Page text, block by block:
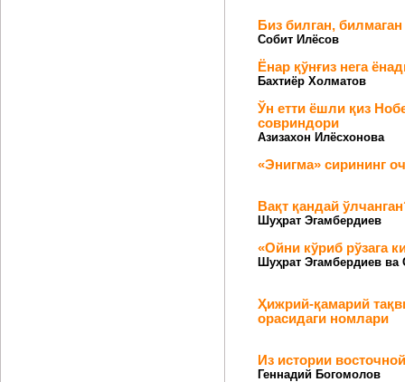
Биз билган,
Собит Илёсов
Ёнар қўнғиз нега
Бахтиёр Холматов
Ўн етти ёшли қиз
совриндори
Азизахон Илёсхонова
«Энигма» сирининг
Вақт қандай
Шуҳрат Эгамбердиев
«Ойни кўриб рўзага
Шуҳрат Эгамбердиев ва
Ҳижрий-қамарий
орасидаги номлари
Из истории
Геннадий Богомолов